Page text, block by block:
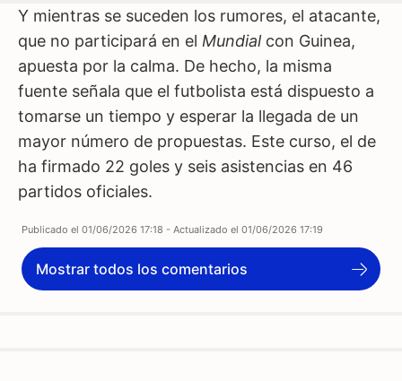
Y mientras se suceden los rumores, el atacante,
que no participará en el Mundialcon Guinea,
apuesta por la calma. De hecho, la misma
fuente señala que el futbolista está dispuesto a
tomarse un tiempo y esperar la llegada de un
mayor número de propuestas. Este curso, el de
ha firmado 22 goles y seis asistencias en 46
partidos oficiales.
Publicado el 01/06/2026 17:18 - Actualizado el 01/06/2026 17:19
Mostrar todos los comentarios